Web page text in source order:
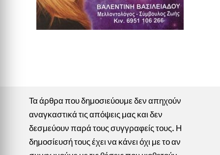
Τα άρθρα που δημοσιεύουμε δεν απηχούν
αναγκαστικά τις απόψεις μας και δεν
δεσμεύουν παρά τους συγγραφείς τους. Η
δημοσίευσή τους έχει να κάνει όχι με το αν